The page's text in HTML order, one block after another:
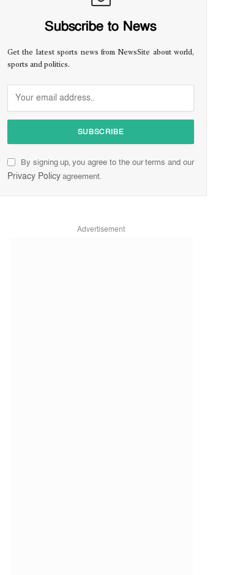
Subscribe to News
Get the latest sports news from NewsSite about world,
sports and politics.
By signing up, you agree to the our terms and our
Privacy Policyagreement.
Advertisement